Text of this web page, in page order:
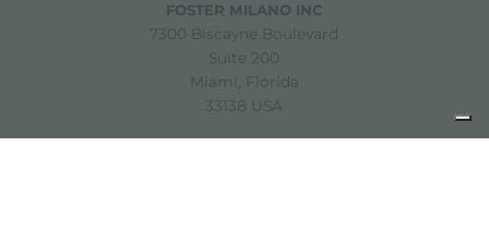
FOSTER MILANO INC
7300 Biscayne Boulevard
Suite 200
Miami, Florida
33138 USA